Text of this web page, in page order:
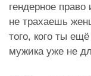
гендерное
не трахаешь
того, кого ты
мужика уже не